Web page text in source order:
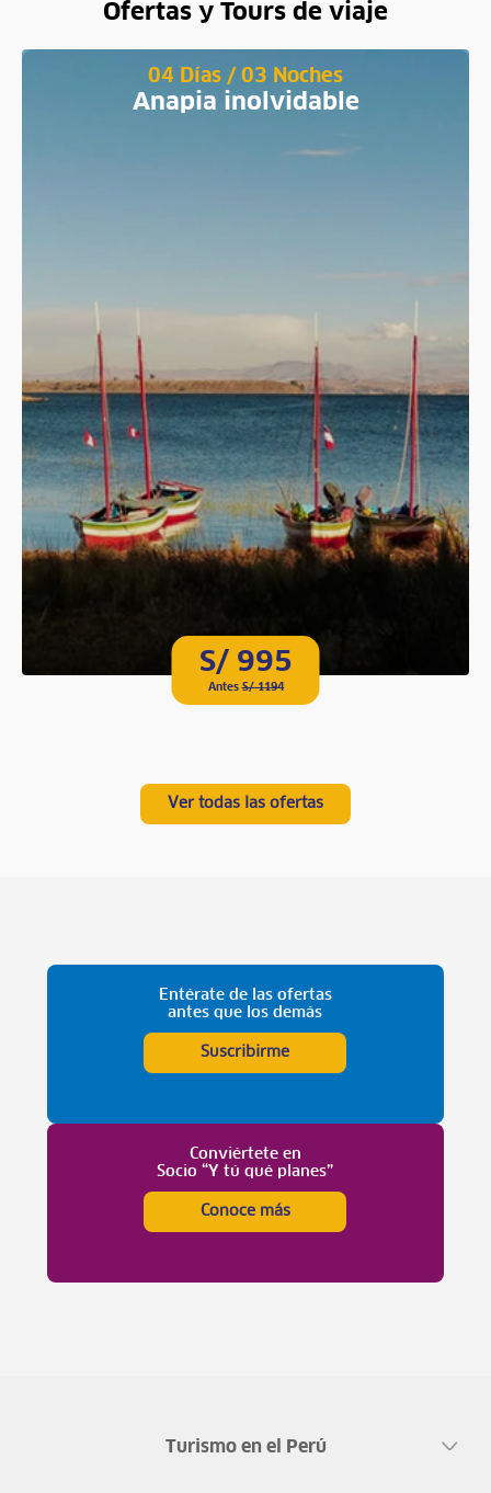
Ofertas y Tours de viaje
04 Días / 03 Noches
Anapia inolvidable
S/ 995
AntesS/ 1194
Ver todas las ofertas
Entérate de las ofertas
antes que los demás
Suscribirme
Conviértete en
Socio “Y tú qué planes”
Conoce más
Turismo en el Perú